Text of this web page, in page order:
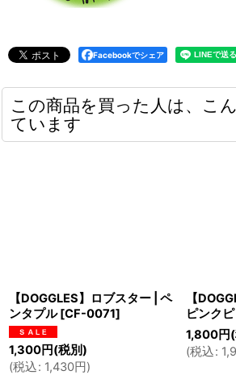
Facebookでシェア
この商品を買った人は、こ
ています
【DOGGLES】ロブスター | ペ
ンタプル [CF-0071]
1,300円(税別)
(税込: 1,430円)
【
ピンク
1,800円
(税込: